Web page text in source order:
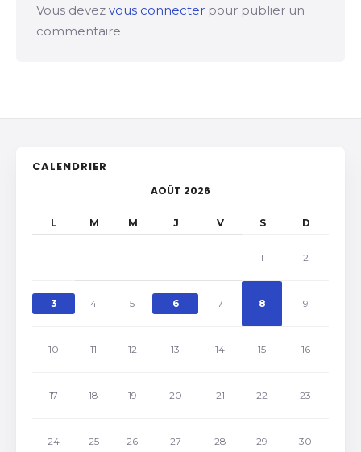
Vous devez vous connecter pour publier un
commentaire.
CALENDRIER
AOÛT 2026
L M M J V S D
1 2
3 4 5 6 7 8 9
10 11 12 13 14 15 16
17 18 19 20 21 22 23
24 25 26 27 28 29 30